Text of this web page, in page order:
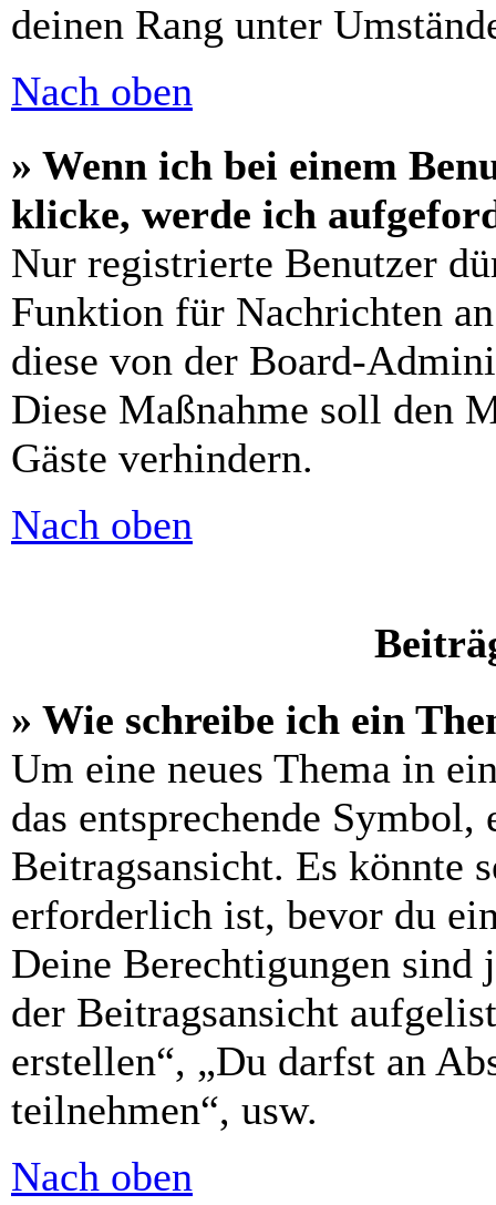
deinen Rang unter
Nach oben
» Wenn ich bei einem
klicke, werde ich
Nur registrierte Benutzer
Funktion für Nachrichten
diese von der Board-
Diese Maßnahme soll den
Gäste verhindern.
Nach oben
» Wie schreibe ich ein
Um eine neues Thema in
das entsprechende
Beitragsansicht. Es könnte
erforderlich ist, bevor du
Deine Berechtigungen sind
der Beitragsansicht
erstellen“, „Du darfst an
teilnehmen“, usw.
Nach oben